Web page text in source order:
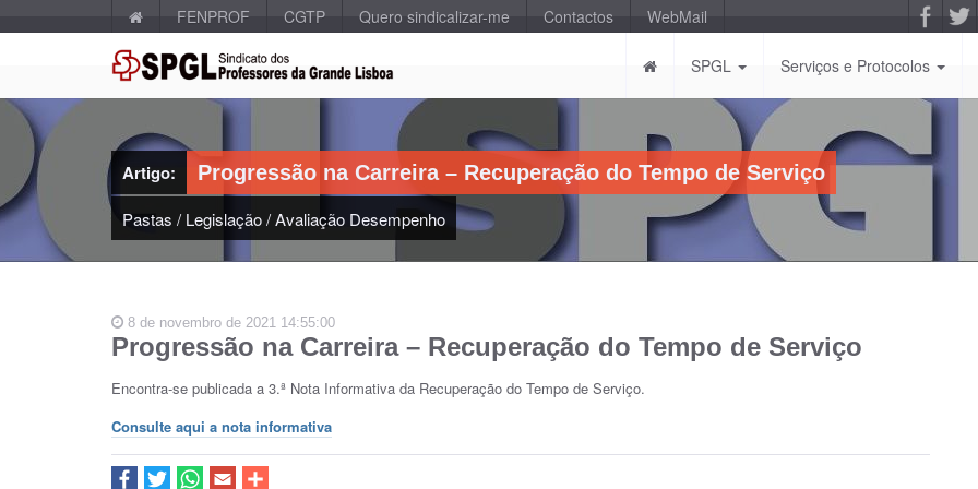
FENPROF CGTP Quero sindicalizar-me Contactos WebMail
SPGL Serviços e Protocolos
Artigo: Progressão na Carreira – Recuperação do Tempo de Serviço
Pastas / Legislação/Avaliação Desempenho
8 de novembro de 2021 14:55:00
Progressão na Carreira – Recuperação do Tempo de Serviço
Encontra-se publicada a 3.ª Nota Informativa da Recuperação do Tempo de Serviço.
Consulte aqui a nota informativa